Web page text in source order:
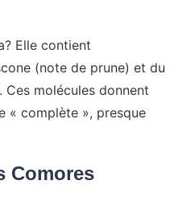
Elle contient
(note de prune) et du
molécules donnent
« complète », presque
Comores